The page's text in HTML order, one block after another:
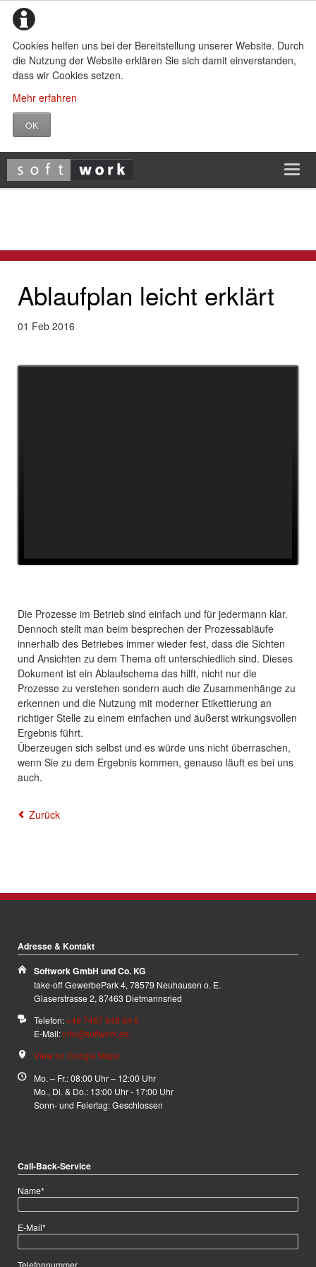
Cookies helfen uns bei der Bereitstellung unserer Website. Durch
die Nutzung der Website erklären Sie sich damit einverstanden,
dass wir Cookies setzen.
Mehr erfahren
OK
Ablaufplan leicht erklärt
01 Feb 2016
Die Prozesse im Betrieb sind einfach und für jedermann klar.
Dennoch stellt man beim besprechen der Prozessabläufe
innerhalb des Betriebes immer wieder fest, dass die Sichten
und Ansichten zu dem Thema oft unterschiedlich sind. Dieses
Dokument ist ein Ablaufschema das hilft, nicht nur die
Prozesse zu verstehen sondern auch die Zusammenhänge zu
erkennen und die Nutzung mit moderner Etikettierung an
richtiger Stelle zu einem einfachen und äußerst wirkungsvollen
Ergebnis führt.
Überzeugen sich selbst und es würde uns nicht überraschen,
wenn Sie zu dem Ergebnis kommen, genauso läuft es bei uns
auch.
Zurück
Adresse & Kontakt
Softwork GmbH und Co. KG
take-off GewerbePark 4, 78579 Neuhausen o. E.
Glaserstrasse 2, 87463 Dietmannsried
Telefon: +49 7467 948 94 0
E-Mail:info@softwork.de
View on Google Maps
Mo. – Fr.: 08:00 Uhr – 12:00 Uhr
Mo., Di. & Do.: 13:00 Uhr - 17:00 Uhr
Sonn- und Feiertag: Geschlossen
Call-Back-Service
Pflichtfeld
Name*
Pflichtfeld
E-Mail*
Telefonnummer